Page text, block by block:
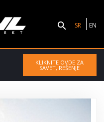
SR EN
KLIKNITE OVDE ZA
SAVET, REŠENJE